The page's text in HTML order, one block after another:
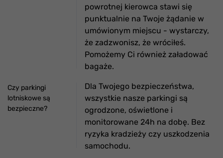
powrotnej kierowca stawi się
punktualnie na Twoje żądanie w
umówionym miejscu - wystarczy,
że zadzwonisz, że wróciłeś.
Pomożemy Ci również załadować
bagaże.
Czy parkingi
lotniskowe są
bezpieczne?
Dla Twojego bezpieczeństwa,
wszystkie nasze parkingi są
ogrodzone, oświetlone i
monitorowane 24h na dobę. Bez
ryzyka kradzieży czy uszkodzenia
samochodu.